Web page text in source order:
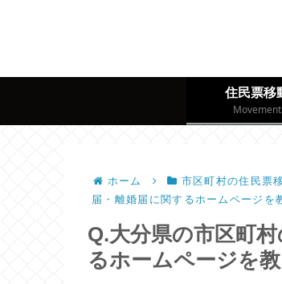
住民票移
Movement
ホーム 市区町村の住民票
届・離婚届に関するホームページを
Q.大分県の市区町
るホームページを教